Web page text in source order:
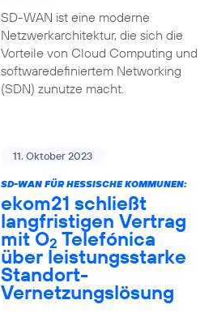
SD-WAN ist eine moderne
Netzwerkarchitektur, die sich die
Vorteile von Cloud Computing und
softwaredefiniertem Networking
(SDN) zunutze macht.
11. Oktober 2023
SD-WAN FÜR HESSISCHE KOMMUNEN:
ekom21 schließt
langfristigen Vertrag
mit O2 Telefónica
über leistungsstarke
Standort-
Vernetzungslösung